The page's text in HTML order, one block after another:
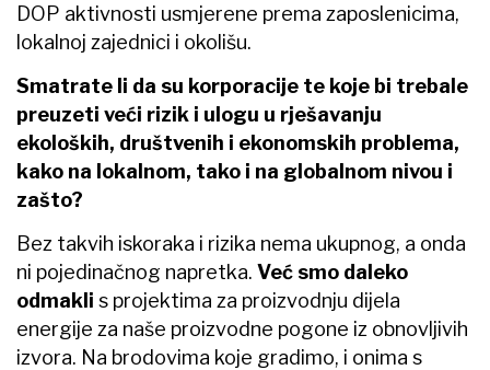
DOP aktivnosti usmjerene prema zaposlenicima,
lokalnoj zajednici i okolišu.
Smatrate li da su korporacije te koje bi trebale
preuzeti veći rizik i ulogu u rješavanju
ekoloških, društvenih i ekonomskih problema,
kako na lokalnom, tako i na globalnom nivou i
zašto?
Bez takvih iskoraka i rizika nema ukupnog, a onda
ni pojedinačnog napretka. Već smo daleko
odmakli s projektima za proizvodnju dijela
energije za naše proizvodne pogone iz obnovljivih
izvora. Na brodovima koje gradimo, i onima s